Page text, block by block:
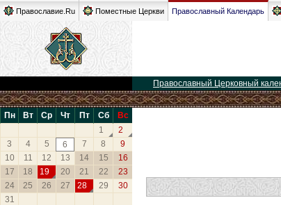
Православие.Ru Поместные Церкви Православный Календарь
Православный Церковный
Пн Вт Ср Чт Пт Сб
Вс
1
2
3
4 5 6 7 8
9
10
11 12 13 14 15
16
17
18 19 20 21 22
23
24
25 26 27 28 29
30
31